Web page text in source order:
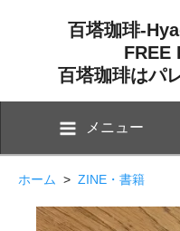
百塔珈琲-
FREE
百塔珈琲はパ
メニュー
ホーム > ZINE・書籍